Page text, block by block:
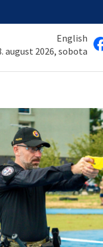
English
august 2026, sobota